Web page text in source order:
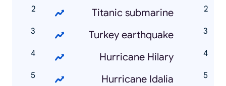
Titanic submarine
Turkey earthquake
Hurricane Hilary
Hurricane Idalia